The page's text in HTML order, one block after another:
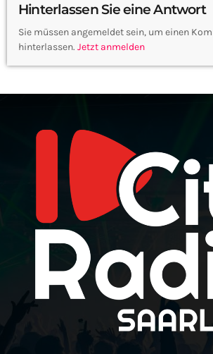
Hinterlassen Sie eine Antwort
Sie müssen angemeldet sein, um einen
hinterlassen. Jetzt anmelden